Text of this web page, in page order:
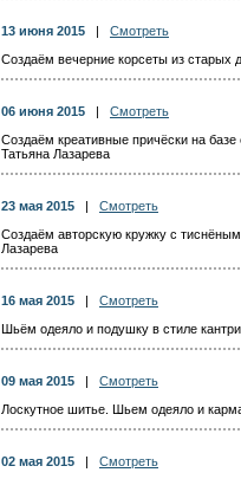
13 июня 2015
Смотреть
Создаём вечерние корсеты из старых
06 июня 2015
Смотреть
Создаём креативные причёски на
Татьяна Лазарева
23 мая 2015
Смотреть
Создаём авторскую кружку с
Лазарева
16 мая 2015
Смотреть
Шьём одеяло и подушку в стиле
09 мая 2015
Смотреть
Лоскутное шитье. Шьем одеяло и
02 мая 2015
Смотреть